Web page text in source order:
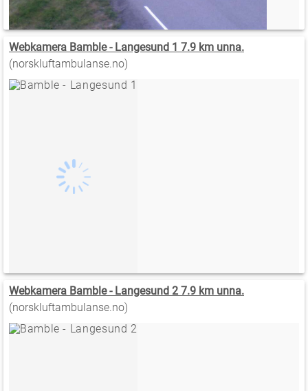
Webkamera Bamble - Langesund 1 7.9 km unna.
(norskluftambulanse.no)
Webkamera Bamble - Langesund 2 7.9 km unna.
(norskluftambulanse.no)